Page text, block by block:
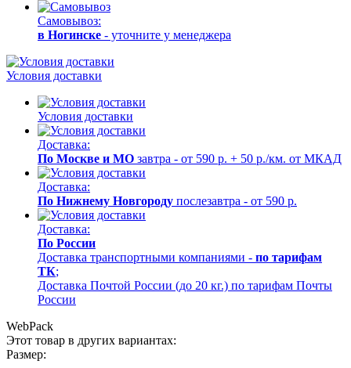
Самовывоз:
в Ногинске - уточните у менеджера
Условия доставки
Условия доставки
Доставка:
По Москве и МО завтра - от 590 р. + 50 р./км. от МКАД
Доставка:
По Нижнему Новгороду послезавтра - от 590 р.
Доставка:
По России
Доставка транспортными компаниями - по тарифам
ТК;
Доставка Почтой России (до 20 кг.) по тарифам Почты
России
WebPack
Этот товар в других вариантах:
Размер: